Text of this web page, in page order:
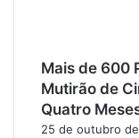
Mais de 600
Mutirão de
Quatro
25 de outubro